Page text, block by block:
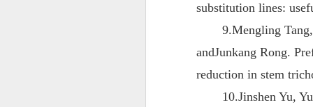
substitution lines:
9.Mengling
andJunkang Rong.
reduction in stem
10.Jinshen Yu,